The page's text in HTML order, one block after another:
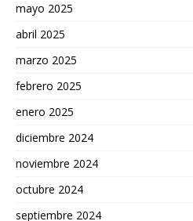
mayo 2025
abril 2025
marzo 2025
febrero 2025
enero 2025
diciembre 2024
noviembre 2024
octubre 2024
septiembre 2024